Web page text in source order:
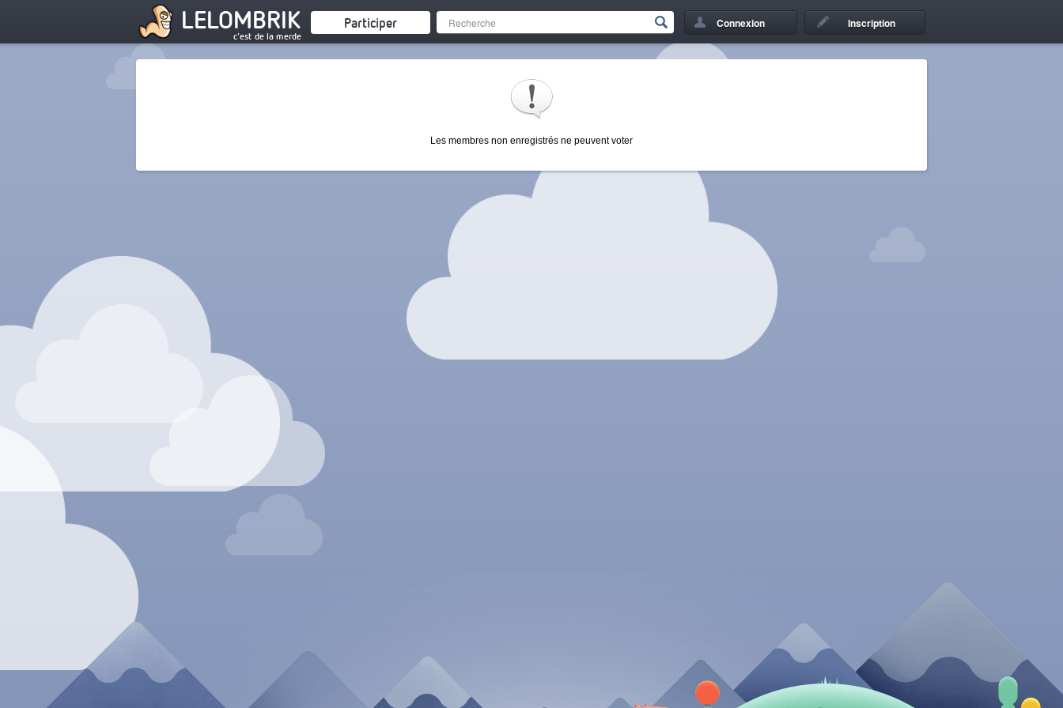
LELOMBRIK
c'est de la merde
Participer Connexion Inscription
Les membres non enregistrés ne peuvent voter